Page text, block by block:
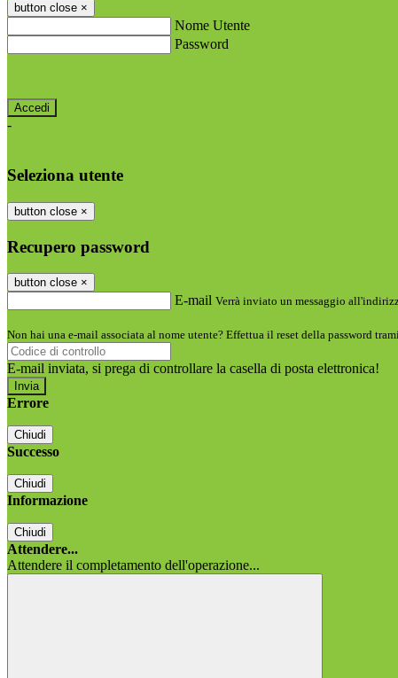
button close ×
Nome Utente
Password
-
Seleziona utente
button close ×
Recupero password
button close ×
E-mail Verrà inviato un messaggio
Non hai una e-mail associata al nome utente? Effettua il reset della password
E-mail inviata, si prega di controllare la casella di posta elettronica!
Errore
Chiudi
Successo
Chiudi
Informazione
Chiudi
Attendere...
Attendere il completamento dell'operazione...